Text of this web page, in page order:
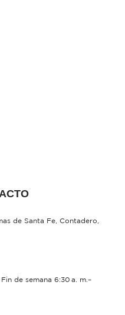
de Santa Fe, Contadero,
de semana 6:30 a. m.–